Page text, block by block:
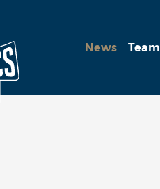
News Team